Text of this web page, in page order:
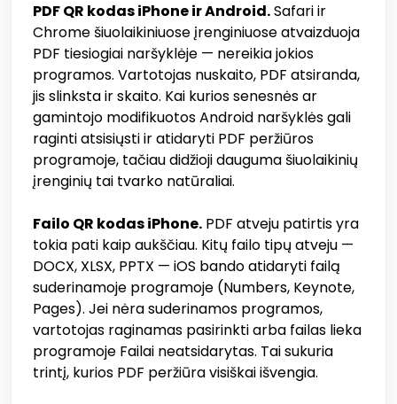
PDF QR kodas iPhone ir Android.Safari ir
Chrome šiuolaikiniuose įrenginiuose atvaizduoja
PDF tiesiogiai naršyklėje — nereikia jokios
programos. Vartotojas nuskaito, PDF atsiranda,
jis slinksta ir skaito. Kai kurios senesnės ar
gamintojo modifikuotos Android naršyklės gali
raginti atsisiųsti ir atidaryti PDF peržiūros
programoje, tačiau didžioji dauguma šiuolaikinių
įrenginių tai tvarko natūraliai.
Failo QR kodas iPhone. PDF atveju patirtis yra
tokia pati kaip aukščiau. Kitų failo tipų atveju —
DOCX, XLSX, PPTX — iOS bando atidaryti failą
suderinamoje programoje (Numbers, Keynote,
Pages). Jei nėra suderinamos programos,
vartotojas raginamas pasirinkti arba failas lieka
programoje Failai neatsidarytas. Tai sukuria
trintį, kurios PDF peržiūra visiškai išvengia.